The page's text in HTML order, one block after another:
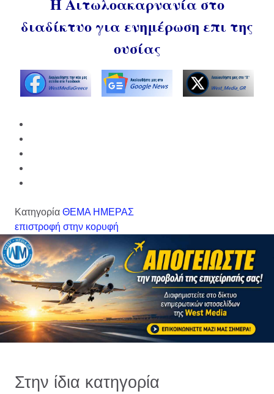
διαδίκτυο για ενημέρωση επι της
ουσίας
Κατηγορία ΘΕΜΑ ΗΜΕΡΑΣ
επιστροφή στην κορυφή
Στην ίδια κατηγορία